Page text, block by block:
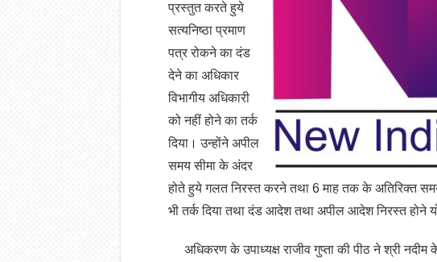
प्रस्तुत करते हुये
सत्यनिष्ठा प्रमाण
पत्र रोकने का दंड
देने का अधिकार
विभागीय अधिकारी
को नहीं होने का तर्क
दिया। उन्होंने अपील
समय सीमा के अंदर
होते हुये गलत निरस्त करने तथा 6 माह तक के अतिरिक्त
भी तर्क दिया तथा दंड आदेश तथा अपील आदेश निरस्त होने
अधिकरण के उपाध्यक्ष राजीव गुप्ता की पीठ ने श्री नदीम